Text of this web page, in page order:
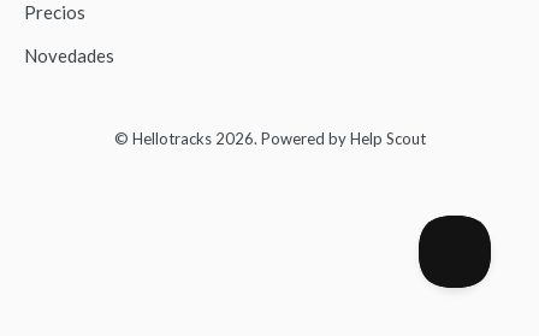
Precios
Novedades
© Hellotracks 2026. Powered byHelp Scout